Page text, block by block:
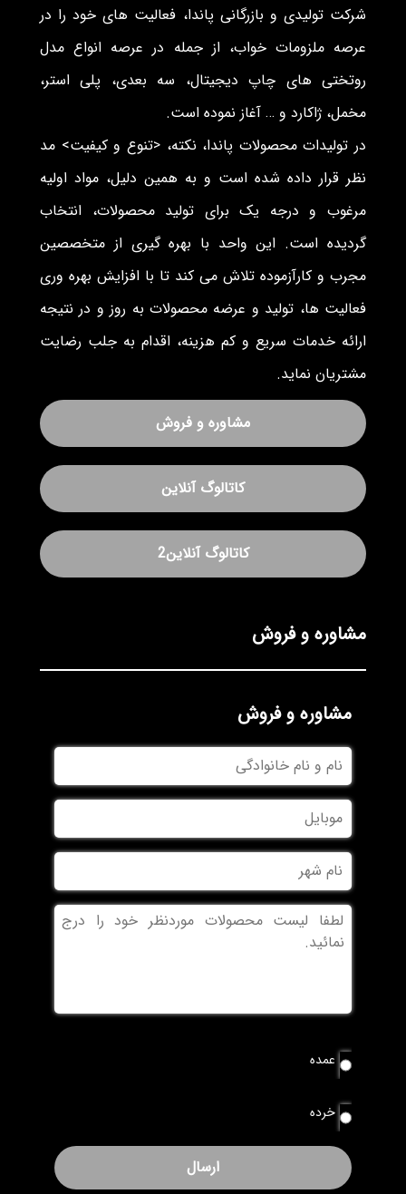
شرکت تولیدی و بازرگانی پاندا، فعالیت های خود را در
عرصه ملزومات خواب، از جمله در عرصه انواع مدل
روتختی های چاپ دیجیتال، سه بعدی، پلی استر،
مخمل، ژاکارد و … آغاز نموده است.
در تولیدات محصولات پاندا، نکته، <تنوع و کیفیت> مد
نظر قرار داده شده است و به همین دلیل، مواد اولیه
مرغوب و درجه یک برای تولید محصولات، انتخاب
گردیده است. این واحد با بهره گیری از متخصصین
مجرب و کارآزموده تلاش می کند تا با افزایش بهره وری
فعالیت ها، تولید و عرضه محصولات به روز و در نتیجه
ارائه خدمات سریع و کم هزینه، اقدام به جلب رضایت
مشتریان نماید.
مشاوره و فروش
کاتالوگ آنلاین
کاتالوگ آنلاین2
مشاوره و فروش
مشاوره و فروش
نام
و
نام
خانوادگی
موبایل
نام
شهر
بدون
عنوان
نوع
سفارش
عمده
خرده